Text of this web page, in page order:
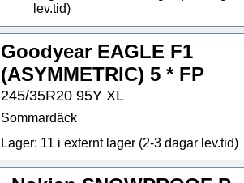
lev.tid)
Goodyear EAGLE F1
(ASYMMETRIC) 5 * FP
245/35R20 95Y XL
Sommardäck
Lager: 11 i externt lager (2-3 dagar lev.tid)